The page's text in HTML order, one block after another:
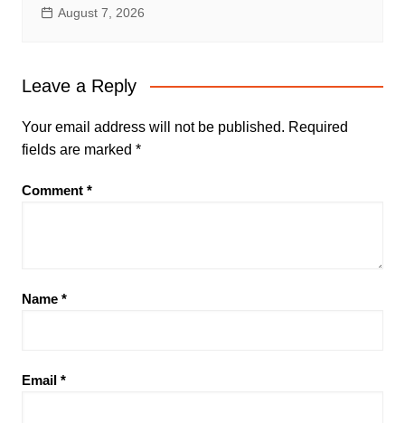
August 7, 2026
Leave a Reply
Your email address will not be published. Required
fields are marked *
Comment *
Name *
Email *